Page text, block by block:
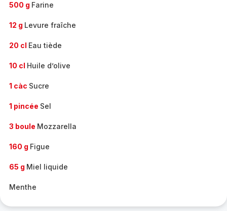
500 g Farine
12 g Levure fraîche
20 cl Eau tiède
10 cl Huile d’olive
1 càc Sucre
1 pincée Sel
3 boule Mozzarella
160 g Figue
65 g Miel liquide
Menthe